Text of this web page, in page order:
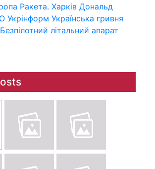
Ракета. Харків Дональд
Укрінформ Українська гривня
Безпілотний літальний апарат